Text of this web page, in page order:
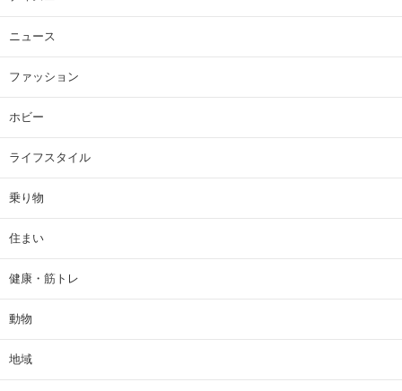
ニュース
ファッション
ホビー
ライフスタイル
乗り物
住まい
健康・筋トレ
動物
地域